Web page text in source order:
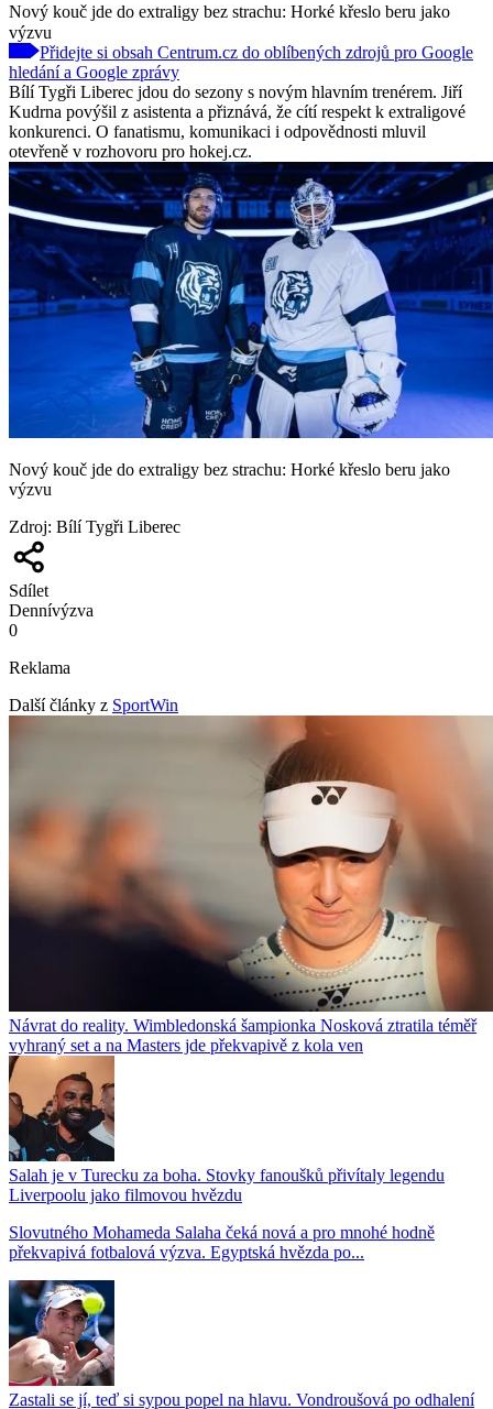
Nový kouč jde do extraligy bez strachu: Horké křeslo beru jako
výzvu
Přidejte si obsah Centrum.cz do oblíbených zdrojů pro Google
hledání a Google zprávy
Bílí Tygři Liberec jdou do sezony s novým hlavním trenérem. Jiří
Kudrna povýšil z asistenta a přiznává, že cítí respekt k extraligové
konkurenci. O fanatismu, komunikaci i odpovědnosti mluvil
otevřeně v rozhovoru pro hokej.cz.
Nový kouč jde do extraligy bez strachu: Horké křeslo beru jako
výzvu
Zdroj: Bílí Tygři Liberec
Sdílet
Dennívýzva
0
Reklama
Další články z SportWin
Návrat do reality. Wimbledonská šampionka Nosková ztratila téměř
vyhraný set a na Masters jde překvapivě z kola ven
Salah je v Turecku za boha. Stovky fanoušků přivítaly legendu
Liverpoolu jako filmovou hvězdu
Slovutného Mohameda Salaha čeká nová a pro mnohé hodně
překvapivá fotbalová výzva. Egyptská hvězda po...
Zastali se jí, teď si sypou popel na hlavu. Vondroušová po odhalení